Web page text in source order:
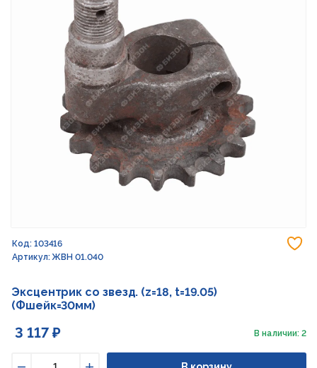
Код: 103416
Артикул: ЖВН 01.040
Эксцентрик со звезд. (z=18, t=19.05)
(Фшейк=30мм)
3 117 ₽ В наличии: 2